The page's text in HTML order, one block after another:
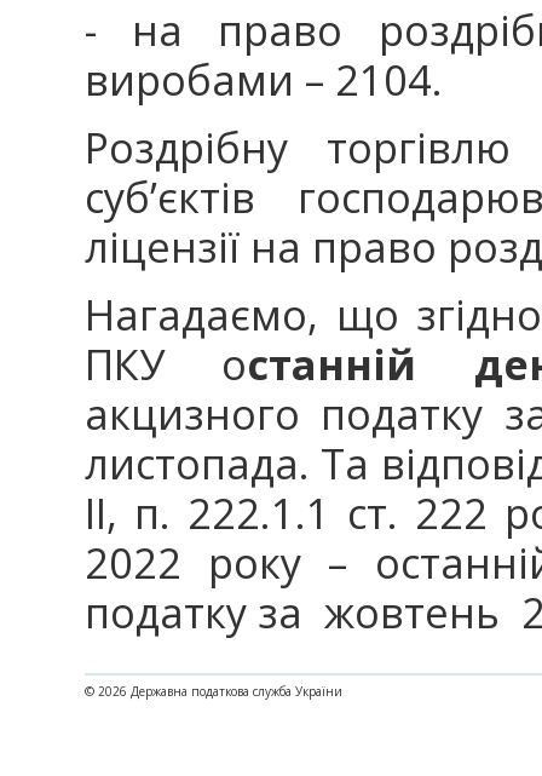
- на право
виробами – 2104.
Роздрібну
суб’єктів
ліцензії на право
Нагадаємо, що
ПКУ останній
акцизного податку
листопада. Та
ІІ, п. 222.1.1 ст. 222
2022 року –
податку за жовтень
© 2026 Державна податкова служба України